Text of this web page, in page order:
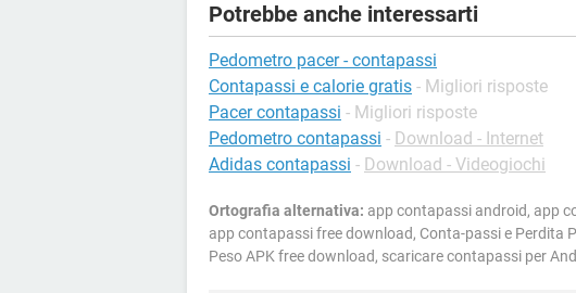
Potrebbe anche interessarti
Pedometro pacer - contapassi
Contapassi e calorie gratis - Migliori risposte
Pacer contapassi - Migliori risposte
Pedometro contapassi - Download - Internet
Adidas contapassi - Download - Videogiochi
Ortografia alternativa: app contapassi android, app
app contapassi free download, Conta-passi e Perdita
Peso APK free download, scaricare contapassi per